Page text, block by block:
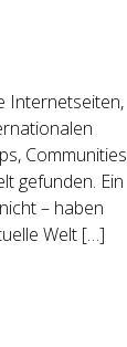
Internetseiten,
Communities
gefunden. Ein
– haben
Welt […]